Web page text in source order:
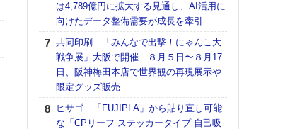
は4,789億円に拡大する見通し、AI活用に
向けたデータ整備需要が成長を牽引
共同印刷 「みんなで出撃！にゃんこ大
戦争展」大阪で開催 ８月５日〜８月17
日、阪神梅田本店で世界観の再現展示や
限定グッズ販売
ヒサゴ 「FUJIPLA」から貼り直し可能
な「CPリーフ ステッカータイプ 自己吸